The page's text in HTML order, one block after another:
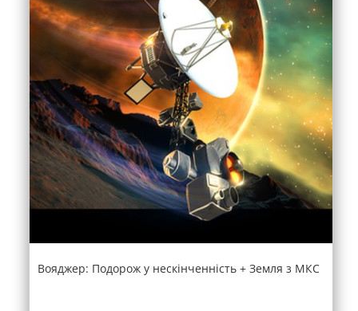
Вояджер: Подорож у нескінченність + Земля з МКС